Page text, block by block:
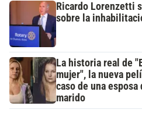
Ricardo Lorenzetti
sobre la
La historia real de
mujer", la nueva
caso de una
marido